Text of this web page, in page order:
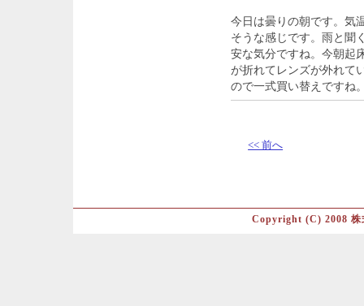
今日は曇りの朝です。気
そうな感じです。雨と聞
安な気分ですね。今朝起
が折れてレンズが外れて
ので一式買い替えですね
<< 前へ
Copyright (C) 2008